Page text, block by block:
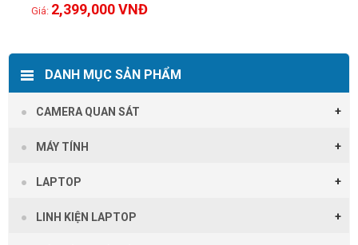
Xem chi tiết
2,399,000VNĐ
DANH MỤC SẢN PHẨM
CAMERA QUAN SÁT
MÁY TÍNH
LAPTOP
LINH KIỆN LAPTOP